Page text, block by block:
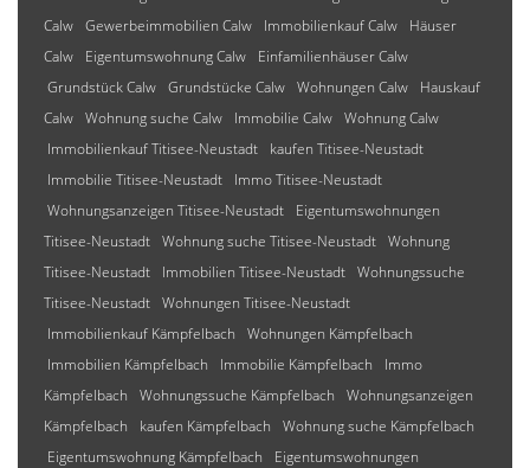
Calw Gewerbeimmobilien Calw Immobilienkauf Calw
Häuser
Calw
Eigentumswohnung Calw
Einfamilienhäuser Calw
Grundstück Calw Grundstücke Calw Wohnungen Calw
Hauskauf
Calw Wohnung suche Calw Immobilie Calw Wohnung Calw
Immobilienkauf Titisee-Neustadt
kaufen Titisee-Neustadt
Immobilie Titisee-Neustadt
Immo Titisee-Neustadt
Wohnungsanzeigen Titisee-Neustadt
Eigentumswohnungen
Titisee-Neustadt Wohnung suche Titisee-Neustadt Wohnung
Titisee-Neustadt
Immobilien Titisee-Neustadt Wohnungssuche
Titisee-Neustadt Wohnungen Titisee-Neustadt
Immobilienkauf Kämpfelbach
Wohnungen Kämpfelbach
Immobilien Kämpfelbach
Immobilie Kämpfelbach
Immo
Kämpfelbach
Wohnungssuche Kämpfelbach
Wohnungsanzeigen
Kämpfelbach
kaufen Kämpfelbach
Wohnung suche Kämpfelbach
Eigentumswohnung Kämpfelbach
Eigentumswohnungen